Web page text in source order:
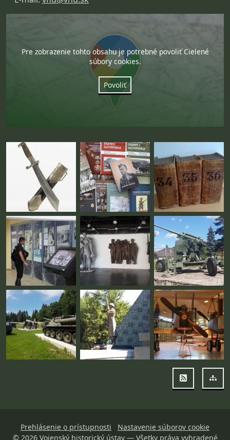
Pre zobrazenie tohto obsahu je potrebné povoliť Cielené
súbory cookies.
Povoliť
Fotogaléria
RSS
Prehlásenie o prístupnosti
Nastavenie súborov cookie
© 2026 Vojenský historický ústav— Všetky práva vyhradené